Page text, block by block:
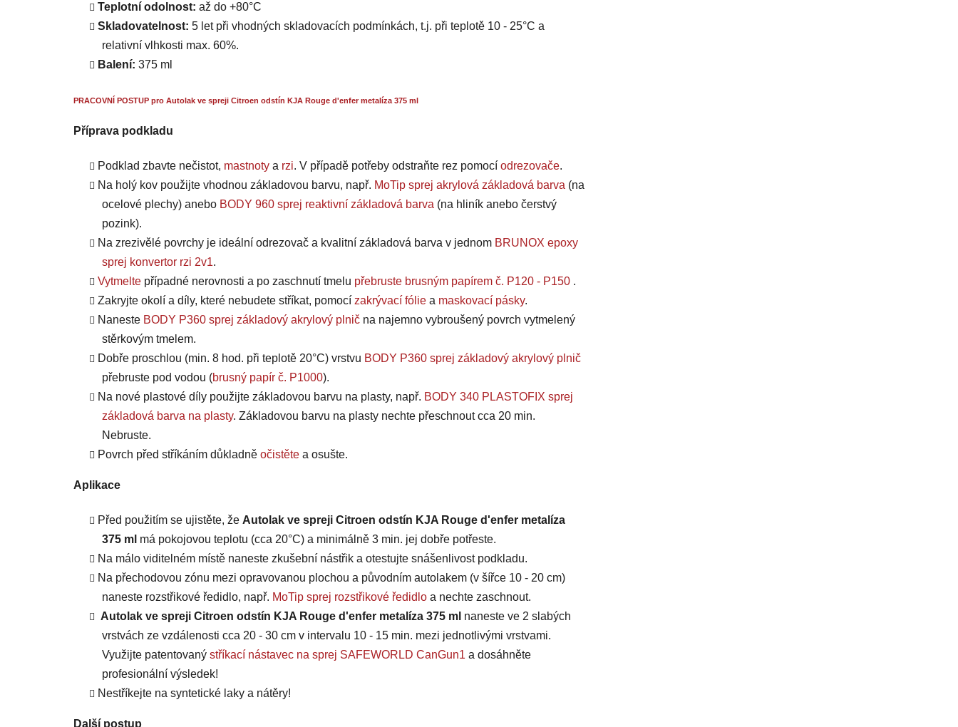
Teplotní odolnost: až do +80°C
Skladovatelnost: 5 let při vhodných skladovacích podmínkách, t.j. při teplotě 10 - 25°C a
relativní vlhkosti max. 60%.
Balení: 375 ml
PRACOVNÍ POSTUP pro Autolak ve spreji Citroen odstín KJA Rouge d'enfer metalíza 375 ml
Příprava podkladu
Podklad zbavte nečistot, mastnoty a rzi. V případě potřeby odstraňte rez pomocí odrezovače.
Na holý kov použijte vhodnou základovou barvu, např. MoTip sprej akrylová základová barva (na
ocelové plechy) anebo BODY 960 sprej reaktivní základová barva (na hliník anebo čerstvý
pozink).
Na zrezivělé povrchy je ideální odrezovač a kvalitní základová barva v jednom BRUNOX epoxy
sprej konvertor rzi 2v1.
Vytmelte případné nerovnosti a po zaschnutí tmelu přebruste brusným papírem č. P120 - P150 .
Zakryjte okolí a díly, které nebudete stříkat, pomocí zakrývací fólie a maskovací pásky.
Naneste BODY P360 sprej základový akrylový plnič na najemno vybroušený povrch vytmelený
stěrkovým tmelem.
Dobře proschlou (min. 8 hod. při teplotě 20°C) vrstvu BODY P360 sprej základový akrylový plnič
přebruste pod vodou (brusný papír č. P1000).
Na nové plastové díly použijte základovou barvu na plasty, např. BODY 340 PLASTOFIX sprej
základová barva na plasty. Základovou barvu na plasty nechte přeschnout cca 20 min.
Nebruste.
Povrch před stříkáním důkladně očistěte a osušte.
Aplikace
Před použitím se ujistěte, že Autolak ve spreji Citroen odstín KJA Rouge d'enfer metalíza
375 ml má pokojovou teplotu (cca 20°C) a minimálně 3 min. jej dobře potřeste.
Na málo viditelném místě naneste zkušební nástřik a otestujte snášenlivost podkladu.
Na přechodovou zónu mezi opravovanou plochou a původním autolakem (v šířce 10 - 20 cm)
naneste rozstřikové ředidlo, např. MoTip sprej rozstřikové ředidlo a nechte zaschnout.
Autolak ve spreji Citroen odstín KJA Rouge d'enfer metalíza 375 ml naneste ve 2 slabých
vrstvách ze vzdálenosti cca 20 - 30 cm v intervalu 10 - 15 min. mezi jednotlivými vrstvami.
Využijte patentovaný stříkací nástavec na sprej SAFEWORLD CanGun1 a dosáhněte
profesionální výsledek!
Nestříkejte na syntetické laky a nátěry!
Další postup